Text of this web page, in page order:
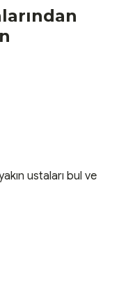
ustaları bul ve